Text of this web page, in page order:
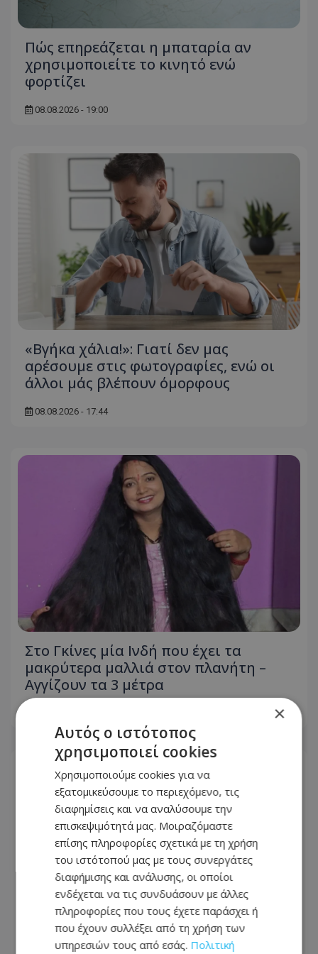
Πώς επηρεάζεται η μπαταρία αν
χρησιμοποιείτε το κινητό ενώ
φορτίζει
08.08.2026 - 19:00
«Βγήκα χάλια!»: Γιατί δεν μας
αρέσουμε στις φωτογραφίες, ενώ οι
άλλοι μάς βλέπουν όμορφους
08.08.2026 - 17:44
Στο Γκίνες μία Ινδή που έχει τα
μακρύτερα μαλλιά στον πλανήτη –
Αγγίζουν τα 3 μέτρα
×
Αυτός ο ιστότοπος
χρησιμοποιεί cookies
Χρησιμοποιούμε cookies για να
εξατομικεύσουμε το περιεχόμενο, τις
διαφημίσεις και να αναλύσουμε την
επισκεψιμότητά μας. Μοιραζόμαστε
επίσης πληροφορίες σχετικά με τη χρήση
του ιστότοπού μας με τους συνεργάτες
διαφήμισης και ανάλυσης, οι οποίοι
ενδέχεται να τις συνδυάσουν με άλλες
πληροφορίες που τους έχετε παράσχει ή
που έχουν συλλέξει από τη χρήση των
υπηρεσιών τους από εσάς. Πολιτική